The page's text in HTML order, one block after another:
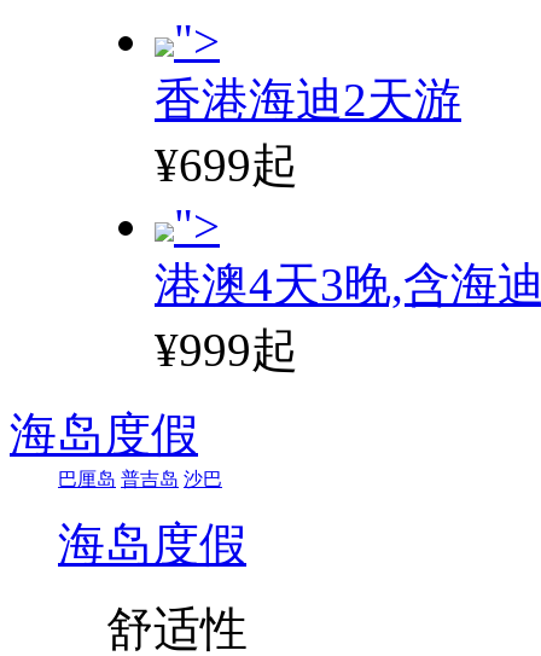
">
香港海迪2天游
¥699起
">
港澳4天3晚,含海
¥999起
海岛度假
巴厘岛 普吉岛 沙巴
海岛度假
舒适性